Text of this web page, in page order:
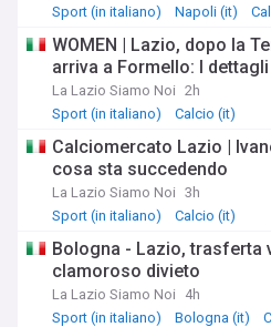
Sport (in italiano)
Napoli (it)
WOMEN | Lazio, dopo la
arriva a Formello: I dettagli
La Lazio Siamo Noi 2h
Sport (in italiano)
Calcio (it)
Calciomercato Lazio |
cosa sta succedendo
La Lazio Siamo Noi 3h
Sport (in italiano)
Calcio (it)
Bologna - Lazio, trasferta
clamoroso divieto
La Lazio Siamo Noi
4h
Sport (in italiano)
Bologna (it)